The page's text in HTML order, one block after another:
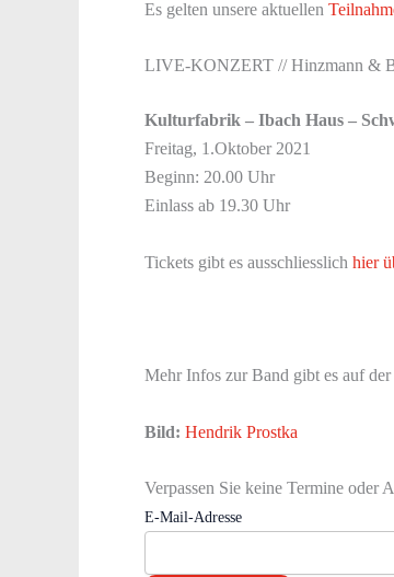
Es gelten unsere aktuellen
LIVE-KONZERT // Hinzmann &
Kulturfabrik – Ibach Haus –
Freitag, 1.Oktober 2021
Beginn: 20.00 Uhr
Einlass ab 19.30 Uhr
Tickets gibt es ausschliesslich hier
Mehr Infos zur Band gibt es auf der
Bild: Hendrik Prostka
Verpassen Sie keine Termine
E-Mail-Adresse